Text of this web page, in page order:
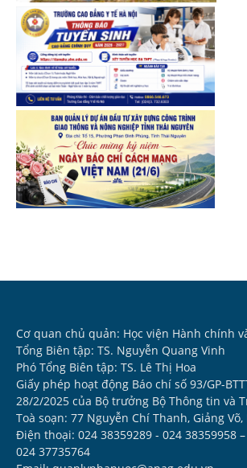
Cơ quan chủ quản: Học viện Hành chính
Tổng Biên tập: TS. Nguyễn Quang Vinh
Phó Tổng Biên tập: TS. Lê Thị Hoa
Giấy phép hoạt động Báo chí số 93/GP-
28/2/2025 của Bộ trưởng Bộ Thông tin và
Toà soạn: 77 Nguyễn Chí Thanh, Giảng Võ,
Điện thoại: 024 38359289 - 024 38359958
024 37735764